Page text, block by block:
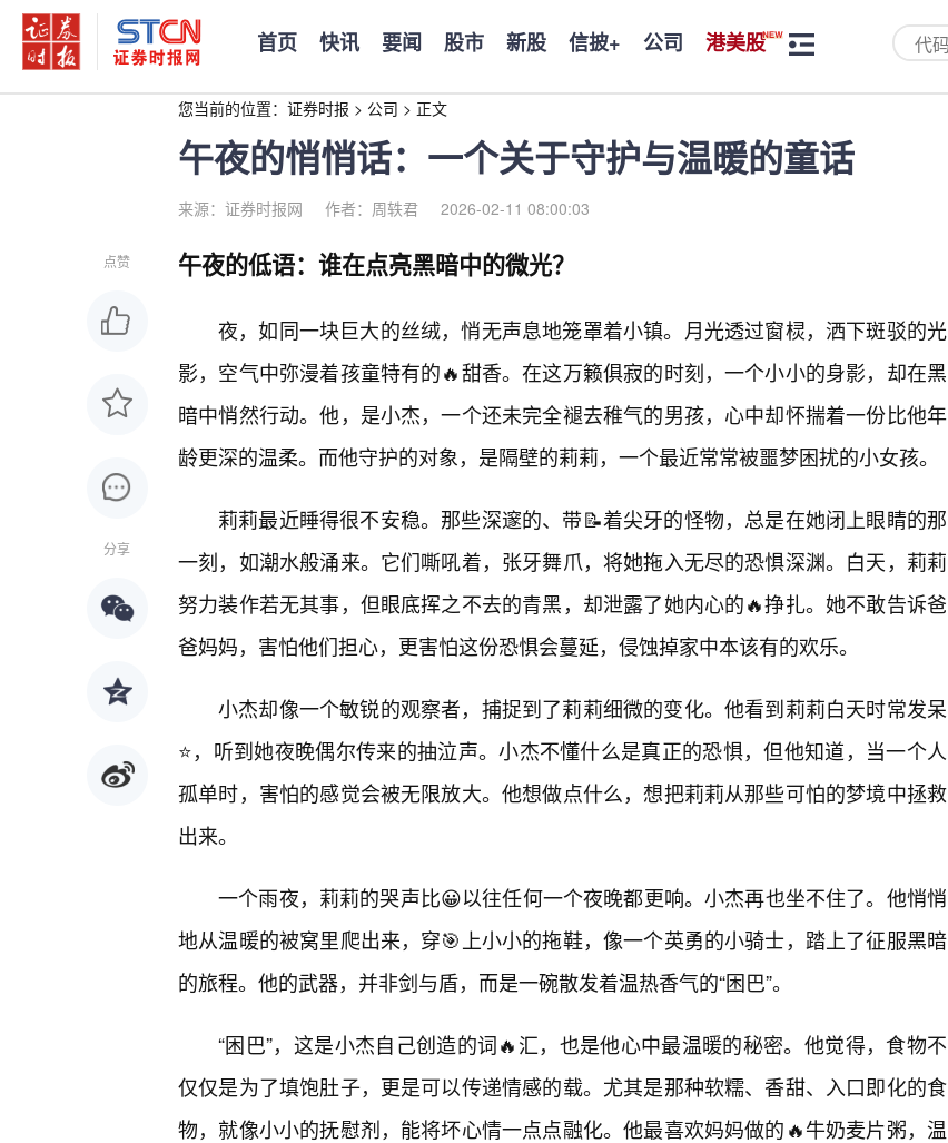
首页 快讯 要闻 股市 新股 信披+ 公司 港美股
您当前的位置： 证券时报 > 公司 > 正文
午夜的悄悄话：一个关于守护与温暖的童话
来源：证券时报网 作者：周轶君 2026-02-11 08:00:03
点赞
分享
午夜的低语：谁在点亮黑暗中的微光？
夜，如同一块巨大的丝绒，悄无声息地笼罩着小镇。月光透过窗棂，洒下斑驳的光
影，空气中弥漫着孩童特有的🔥甜香。在这万籁俱寂的时刻，一个小小的身影，却在黑
暗中悄然行动。他，是小杰，一个还未完全褪去稚气的男孩，心中却怀揣着一份比他年
龄更深的温柔。而他守护的对象，是隔壁的莉莉，一个最近常常被噩梦困扰的小女孩。
莉莉最近睡得很不安稳。那些深邃的、带📝着尖牙的怪物，总是在她闭上眼睛的那
一刻，如潮水般涌来。它们嘶吼着，张牙舞爪，将她拖入无尽的恐惧深渊。白天，莉莉
努力装作若无其事，但眼底挥之不去的青黑，却泄露了她内心的🔥挣扎。她不敢告诉爸
爸妈妈，害怕他们担心，更害怕这份恐惧会蔓延，侵蚀掉家中本该有的欢乐。
小杰却像一个敏锐的观察者，捕捉到了莉莉细微的变化。他看到莉莉白天时常发呆
⭐，听到她夜晚偶尔传来的抽泣声。小杰不懂什么是真正的恐惧，但他知道，当一个人
孤单时，害怕的感觉会被无限放大。他想做点什么，想把莉莉从那些可怕的梦境中拯救
出来。
一个雨夜，莉莉的哭声比😀以往任何一个夜晚都更响。小杰再也坐不住了。他悄悄
地从温暖的被窝里爬出来，穿🎯上小小的拖鞋，像一个英勇的小骑士，踏上了征服黑暗
的旅程。他的武器，并非剑与盾，而是一碗散发着温热香气的“困巴”。
“困巴”，这是小杰自己创造的词🔥汇，也是他心中最温暖的秘密。他觉得，食物不
仅仅是为了填饱肚子，更是可以传递情感的载。尤其是那种软糯、香甜、入口即化的食
物，就像小小的抚慰剂，能将坏心情一点点融化。他最喜欢妈妈做的🔥牛奶麦片粥，温